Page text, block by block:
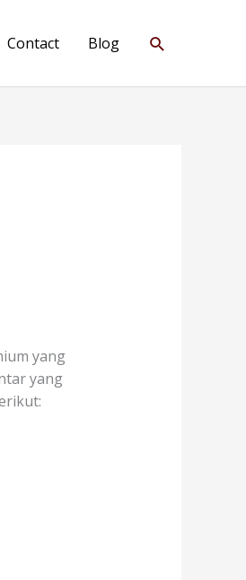
Contact Blog Search
yang
yang